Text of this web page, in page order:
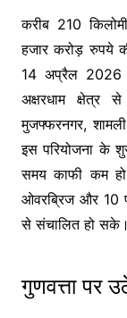
करीब 210
हजार करोड़ रुपये
14 अप्रैल 2026
अक्षरधाम क्षेत्र
मुजफ्फरनगर,
इस परियोजना के
समय काफी कम
ओवरब्रिज और 10
से संचालित हो सके।
गुणवत्ता पर